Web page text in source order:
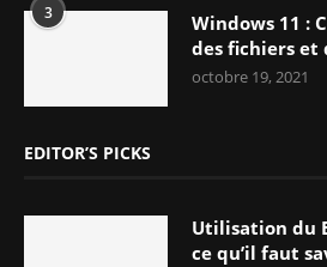
3
Windows 11 :
des fichiers et
octobre 19, 2021
EDITOR’S PICKS
Utilisation du
ce qu’il faut